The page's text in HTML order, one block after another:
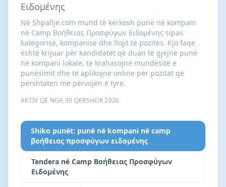
Ειδoμένης
Në Shpallje.com mund të kërkosh punë në kompani
në Camp Βοήθειας Προσφύγων Ειδoμένης sipas
kategorisë, kompanisë dhe llojit të pozitës. Kjo faqe
është krijuar për kandidatët që duan të gjejnë punë
në kompani lokale, të krahasojnë mundësitë e
punësimit dhe të aplikojnë online për pozitat që
përshtaten me përvojën e tyre.
AKTIV QË NGA 30 QERSHOR 2026
Shiko punët: punë në kompani në camp
βοήθειας προσφύγων ειδoμένης
Tendera në Camp Βοήθειας Προσφύγων
Ειδoμένης